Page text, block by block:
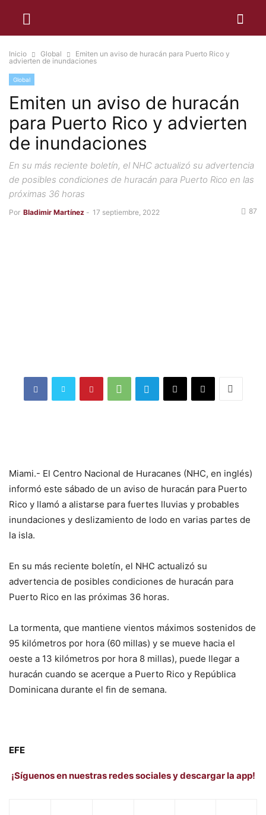
Inicio Global
Emiten un aviso de huracán para Puerto Rico y
advierten de inundaciones
Global
Emiten un aviso de huracán
para Puerto Rico y advierten
de inundaciones
En su más reciente boletín, el NHC actualizó su advertencia
de posibles condiciones de huracán para Puerto Rico en las
próximas 36 horas
Por Bladimir Martínez - 17 septiembre, 2022 87
Miami.- El Centro Nacional de Huracanes (NHC, en inglés)
informó este sábado de un aviso de huracán para Puerto
Rico y llamó a alistarse para fuertes lluvias y probables
inundaciones y deslizamiento de lodo en varias partes de
la isla.
En su más reciente boletín, el NHC actualizó su
advertencia de posibles condiciones de huracán para
Puerto Rico en las próximas 36 horas.
La tormenta, que mantiene vientos máximos sostenidos de
95 kilómetros por hora (60 millas) y se mueve hacia el
oeste a 13 kilómetros por hora 8 millas), puede llegar a
huracán cuando se acerque a Puerto Rico y República
Dominicana durante el fin de semana.
EFE
¡Síguenos en nuestras redes sociales y descargar la app!